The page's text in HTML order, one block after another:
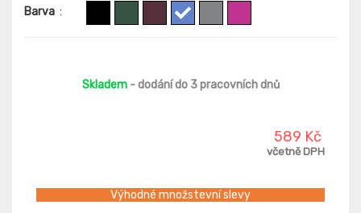
Barva :
Skladem- dodání do 3 pracovních dnů
589 Kč
včetně DPH
Výhodné množstevní slevy